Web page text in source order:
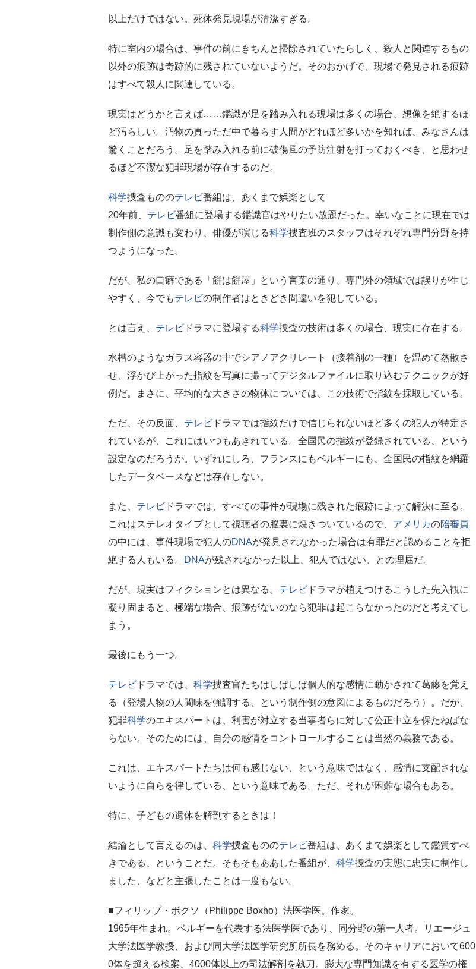
以上だけではない。死体発見現場が清潔すぎる。
特に室内の場合は、事件の前にきちんと掃除されていたらしく、殺人と関連するもの
以外の痕跡は奇跡的に残されていないようだ。そのおかげで、現場で発見される痕跡
はすべて殺人に関連している。
現実はどうかと言えば……鑑識が足を踏み入れる現場は多くの場合、想像を絶するほ
ど汚らしい。汚物の真っただ中で暮らす人間がどれほど多いかを知れば、みなさんは
驚くことだろう。足を踏み入れる前に破傷風の予防注射を打っておくべき、と思わせ
るほど不潔な犯罪現場が存在するのだ。
科学捜査もののテレビ番組は、あくまで娯楽として
20年前、 テレビ番組に登場する鑑識官はやりたい放題だった。幸いなことに現在では
制作側の意識も変わり、俳優が演じる科学捜査班のスタッフはそれぞれ専門分野を持
つようになった。
だが、私の口癖である「餅は餅屋」という言葉の通り、専門外の領域では誤りが生じ
やすく、今でもテレビの制作者はときどき間違いを犯している。
とは言え、 テレビ ドラマに登場する科学捜査の技術は多くの場合、現実に存在する。
水槽のようなガラス容器の中でシアノアクリレート（接着剤の一種）を温めて蒸散さ
せ、浮かび上がった指紋を写真に撮ってデジタルファイルに取り込むテクニックが好
例だ。まさに、平均的な大きさの物体については、この技術で指紋を採取している。
ただ、その反面、 テレビ ドラマでは指紋だけで信じられないほど多くの犯人が特定さ
れているが、これにはいつもあきれている。全国民の指紋が登録されている、という
設定なのだろうか。いずれにしろ、フランスにもベルギーにも、全国民の指紋を網羅
したデータベースなどは存在しない。
また、 テレビ ドラマでは、すべての事件が現場に残された痕跡によって解決に至る。
これはステレオタイプとして視聴者の脳裏に焼きついているので、 アメリカの陪審員
の中には、事件現場で犯人のDNAが発見されなかった場合は有罪だと認めることを拒
絶する人もいる。
DNAが残されなかった以上、犯人ではない、との理屈だ。
だが、現実はフィクションとは異なる。 テレビ ドラマが植えつけるこうした先入観に
凝り固まると、極端な場合、痕跡がないのなら犯罪は起こらなかったのだと考えてし
まう。
最後にもう一つ。
テレビ ドラマでは、 科学捜査官たちはしばしば個人的な感情に動かされて葛藤を覚え
る（登場人物の人間味を強調する、という制作側の意図によるものだろう）。だが、
犯罪科学のエキスパートは、利害が対立する当事者らに対して公正中立を保たねばな
らない。そのためには、自分の感情をコントロールすることは当然の義務である。
これは、エキスパートたちは何も感じない、という意味ではなく、感情に支配されな
いように自らを律している、という意味である。ただ、それが困難な場合もある。
特に、子どもの遺体を解剖するときは！
結論として言えるのは、 科学捜査もののテレビ番組は、あくまで娯楽として鑑賞すべ
きである、ということだ。そもそもああした番組が、 科学捜査の実態に忠実に制作し
ました、などと主張したことは一度もない。
■フィリップ・ボクソ（Philippe Boxho）法医学医。作家。
1965年生まれ。ベルギーを代表する法医学医であり、同分野の第一人者。リエージュ
大学法医学教授、および同大学法医学研究所所長を務める。そのキャリアにおいて600
0体を超える検案、4000体以上の司法解剖を執刀。膨大な専門知識を有する医学の権